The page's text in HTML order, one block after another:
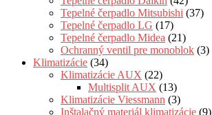
Tepelné čerpadlo Mitsubishi (37)
Tepelné čerpadlo LG (17)
Tepelné čerpadlo Midea (21)
Ochranný ventil pre monoblok (3)
Klimatizácie (34)
Klimatizácie AUX (22)
Multisplit AUX (13)
Klimatizácie Viessmann (3)
Inštalačný materiál klimatizácie (9)